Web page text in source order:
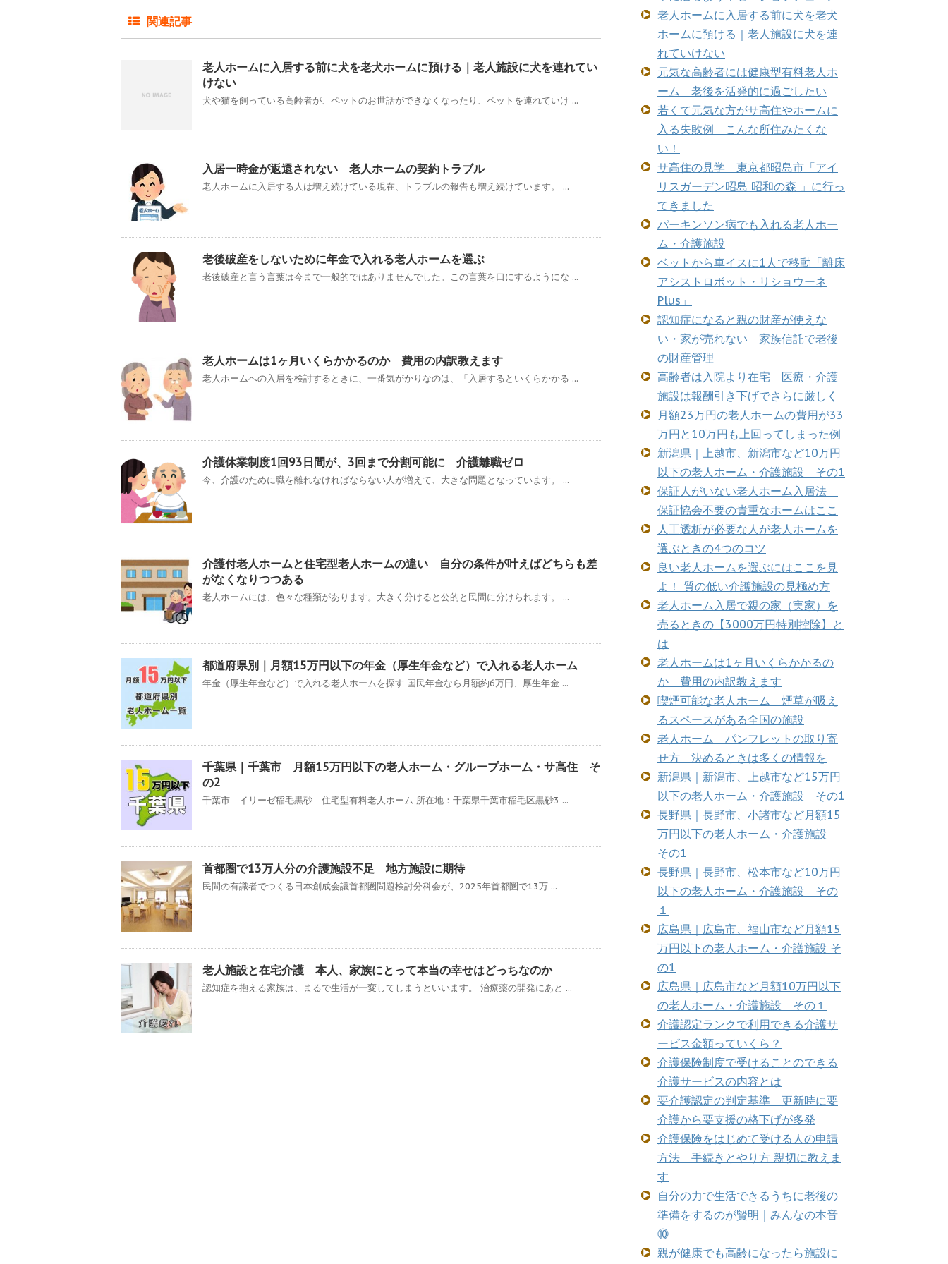
関連記事
老人ホームに入居する前に犬を老犬ホームに預ける｜老人施設に犬を連れてい
けない
犬や猫を飼っている高齢者が、ペットのお世話ができなくなったり、ペットを連れていけ ...
入居一時金が返還されない 老人ホームの契約トラブル
老人ホームに入居する人は増え続けている現在、トラブルの報告も増え続けています。 ...
老後破産をしないために年金で入れる老人ホームを選ぶ
老後破産と言う言葉は今まで一般的ではありませんでした。この言葉を口にするようにな ...
老人ホームは1ヶ月いくらかかるのか 費用の内訳教えます
老人ホームへの入居を検討するときに、一番気がかりなのは、「入居するといくらかかる ...
介護休業制度1回93日間が、3回まで分割可能に 介護離職ゼロ
今、介護のために職を離れなければならない人が増えて、大きな問題となっています。 ...
介護付老人ホームと住宅型老人ホームの違い 自分の条件が叶えばどちらも差
がなくなりつつある
老人ホームには、色々な種類があります。大きく分けると公的と民間に分けられます。 ...
都道府県別｜月額15万円以下の年金（厚生年金など）で入れる老人ホーム
年金（厚生年金など）で入れる老人ホームを探す 国民年金なら月額約6万円、厚生年金 ...
千葉県｜千葉市 月額15万円以下の老人ホーム・グループホーム・サ高住 そ
の2
千葉市 イリーゼ稲毛黒砂 住宅型有料老人ホーム 所在地：千葉県千葉市稲毛区黒砂3 ...
首都圏で13万人分の介護施設不足 地方施設に期待
民間の有識者でつくる日本創成会議首都圏問題検討分科会が、2025年首都圏で13万 ...
老人施設と在宅介護 本人、家族にとって本当の幸せはどっちなのか
認知症を抱える家族は、まるで生活が一変してしまうといいます。 治療薬の開発にあと ...
老人ホームに入居する前に犬を老犬
ホームに預ける｜老人施設に犬を連
れていけない
元気な高齢者には健康型有料老人ホ
ーム 老後を活発的に過ごしたい
若くて元気な方がサ高住やホームに
入る失敗例 こんな所住みたくな
い！
サ高住の見学 東京都昭島市「アイ
リスガーデン昭島 昭和の森 」に行っ
てきました
パーキンソン病でも入れる老人ホー
ム・介護施設
ベットから車イスに1人で移動「離床
アシストロボット・リショウーネ
Plus」
認知症になると親の財産が使えな
い・家が売れない 家族信託で老後
の財産管理
高齢者は入院より在宅 医療・介護
施設は報酬引き下げでさらに厳しく
月額23万円の老人ホームの費用が33
万円と10万円も上回ってしまった例
新潟県｜上越市、新潟市など10万円
以下の老人ホーム・介護施設 その1
保証人がいない老人ホーム入居法
保証協会不要の貴重なホームはここ
人工透析が必要な人が老人ホームを
選ぶときの4つのコツ
良い老人ホームを選ぶにはここを見
よ！ 質の低い介護施設の見極め方
老人ホーム入居で親の家（実家）を
売るときの【3000万円特別控除】と
は
老人ホームは1ヶ月いくらかかるの
か 費用の内訳教えます
喫煙可能な老人ホーム 煙草が吸え
るスペースがある全国の施設
老人ホーム パンフレットの取り寄
せ方 決めるときは多くの情報を
新潟県｜新潟市、上越市など15万円
以下の老人ホーム・介護施設 その1
長野県｜長野市、小諸市など月額15
万円以下の老人ホーム・介護施設
その1
長野県｜長野市、松本市など10万円
以下の老人ホーム・介護施設 その
１
広島県｜広島市、福山市など月額15
万円以下の老人ホーム・介護施設 そ
の1
広島県｜広島市など月額10万円以下
の老人ホーム・介護施設 その１
介護認定ランクで利用できる介護サ
ービス金額っていくら？
介護保険制度で受けることのできる
介護サービスの内容とは
要介護認定の判定基準 更新時に要
介護から要支援の格下げが多発
介護保険をはじめて受ける人の申請
方法 手続きとやり方 親切に教えま
す
自分の力で生活できるうちに老後の
準備をするのが賢明｜みんなの本音
⑩
親が健康でも高齢になったら施設に